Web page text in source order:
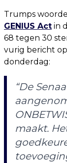
Trumps
GENIUS Act in
68 tegen 30
vurig bericht
donderdag:
“De
maakt.